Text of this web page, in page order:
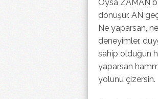
Oysa ZAMAN
dönüşür. AN
Ne yaparsan,
deneyimler,
sahip olduğun
yaparsan
yolunu çizersin.